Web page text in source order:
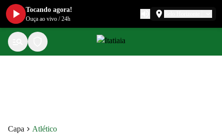
Capa Atlético
Tocando agora!
Ouça ao vivo /24h